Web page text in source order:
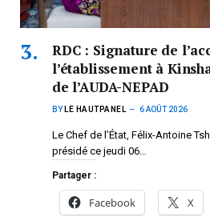
RDC : Signature de
l’établissement à
de l’AUDA-NEPAD
BY LE HAUTPANEL 6 AOÛT 2026
Le Chef de l’État, Félix-Antoine
présidé ce jeudi 06…
Partager :
Facebook X